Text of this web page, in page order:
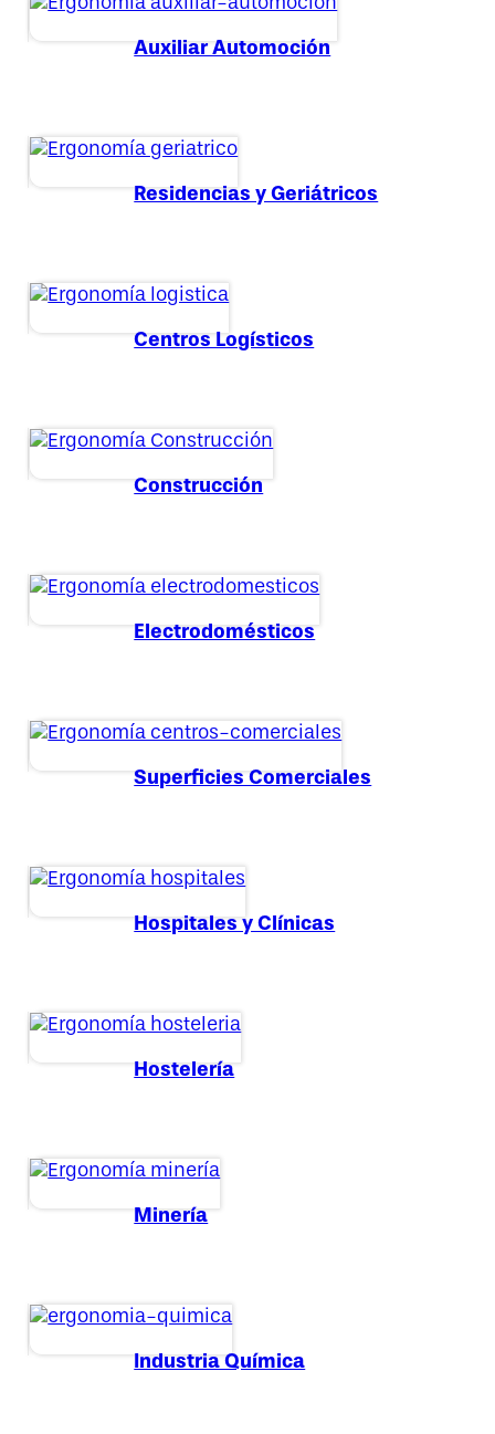
Auxiliar Automoción
Residencias y Geriátricos
Centros Logísticos
Construcción
Electrodomésticos
Superficies Comerciales
Hospitales y Clínicas
Hostelería
Minería
Industria Química